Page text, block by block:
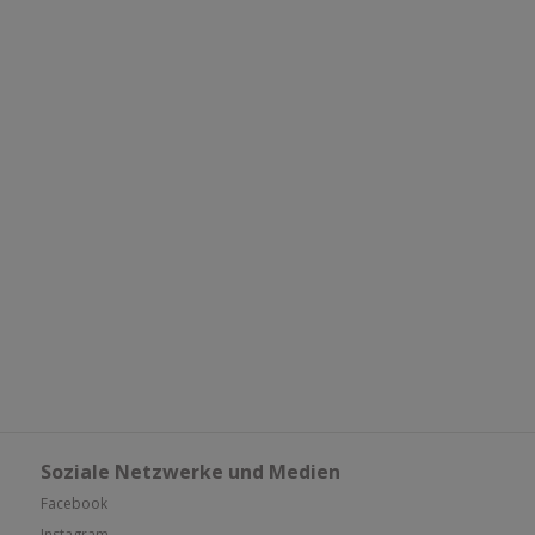
Soziale Netzwerke und Medien
Facebook